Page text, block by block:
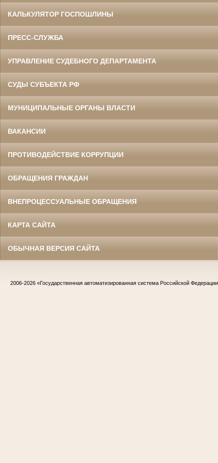
КАЛЬКУЛЯТОР ГОСПОШЛИНЫ
ПРЕСС-СЛУЖБА
УПРАВЛЕНИЕ СУДЕБНОГО ДЕПАРТАМЕНТА
СУДЫ СУБЪЕКТА РФ
МУНИЦИПАЛЬНЫЕ ОРГАНЫ ВЛАСТИ
ВАКАНСИИ
ПРОТИВОДЕЙСТВИЕ КОРРУПЦИИ
ОБРАЩЕНИЯ ГРАЖДАН
ВНЕПРОЦЕССУАЛЬНЫЕ ОБРАЩЕНИЯ
КАРТА САЙТА
ОБЫЧНАЯ ВЕРСИЯ САЙТА
2006-2026 «Государственная автоматизированная система Российской